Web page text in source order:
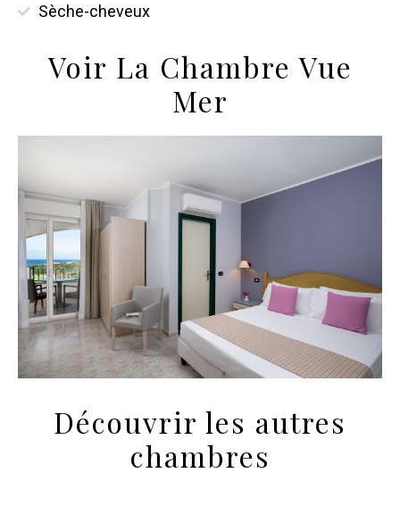
Sèche-cheveux
Voir La Chambre Vue
Mer
Découvrir les autres
chambres